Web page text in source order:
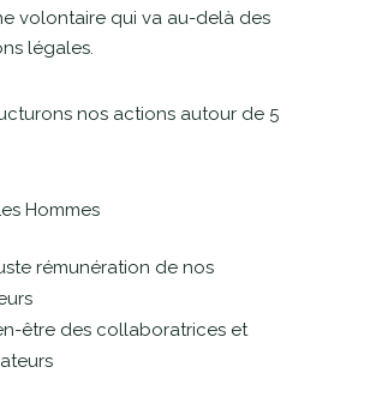
volontaire qui va au-delà des
légales.
nos actions autour de 5
Hommes
rémunération de nos
être des collaboratrices et